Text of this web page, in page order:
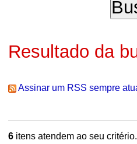
Resultado da
Assinar um RSS sempre
6itens atendem ao seu critério.